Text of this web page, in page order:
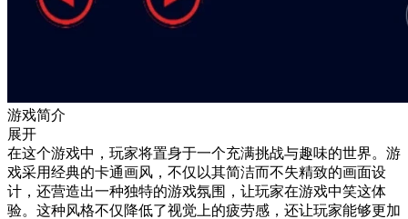
游戏简介
展开
在这个游戏中，玩家将置身于一个充满挑战与趣味的世界。游
戏采用经典的卡通画风，不仅以其简洁而不失精致的画面设
计，还营造出一种独特的游戏氛围，让玩家在游戏中笑这体
验。这种风格不仅降低了视觉上的疲劳感，还让玩家能够更加